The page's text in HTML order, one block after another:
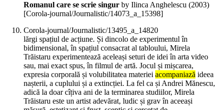
Romanul care se scrie singur by Ilinca Anghelescu (2003)
[Corola-journal/Journalistic/14073_a_15398]
Corola-journal/Journalistic/13495_a_14820
lărgi spațiul de acțiune. Și dincolo de experimentul în
bidimensional, în spațiul consacrat al tabloului, Mirela
Trăistaru experimentează aceleași seturi de idei în arta video
sau, mai exact spus, în filmul de artă. Jocul și mișcarea,
expresia corporală și volubilitatea materiei acompaniază ideea
nașterii, a cuplului și a extincției. La fel ca și Andrei Mănescu,
adică la doar cîțiva ani de la terminarea studiilor, Mirela
Trăistaru este un artist adevărat, ludic și grav în aceeași